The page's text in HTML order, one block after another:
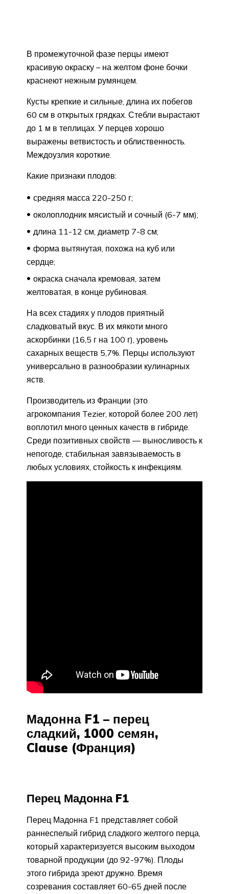
В промежуточной фазе перцы имеют
красивую окраску – на желтом фоне бочки
краснеют нежным румянцем.
Кусты крепкие и сильные, длина их побегов
60 см в открытых грядках. Стебли вырастают
до 1 м в теплицах. У перцев хорошо
выражены ветвистость и облиственность.
Междоузлия короткие.
Какие признаки плодов:
средняя масса 220-250 г;
околоплодник мясистый и сочный (6-7 мм);
длина 11-12 см, диаметр 7-8 см;
форма вытянутая, похожа на куб или
сердце;
окраска сначала кремовая, затем
желтоватая, в конце рубиновая.
На всех стадиях у плодов приятный
сладковатый вкус. В их мякоти много
аскорбинки (16,5 г на 100 г), уровень
сахарных веществ 5,7%. Перцы используют
универсально в разнообразии кулинарных
яств.
Производитель из Франции (это
агрокомпания Tezier, которой более 200 лет)
воплотил много ценных качеств в гибриде.
Среди позитивных свойств — выносливость к
непогоде, стабильная завязываемость в
любых условиях, стойкость к инфекциям.
Мадонна F1 – перец
сладкий, 1000 семян,
Clause (Франция)
Перец Мадонна F1
Перец Мадонна F1 представляет собой
раннеспелый гибрид сладкого желтого перца,
который характеризуется высоким выходом
товарной продукции (до 92-97%). Плоды
этого гибрида зреют дружно. Время
созревания составляет 60-65 дней после